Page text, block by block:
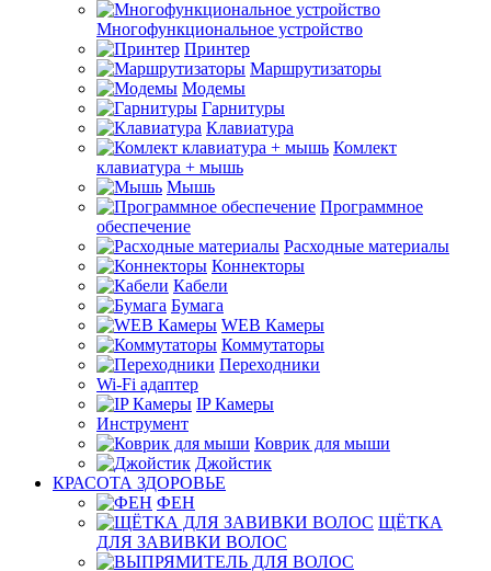
Многофункциональное устройство
Принтер
Маршрутизаторы
Модемы
Гарнитуры
Клавиатура
Комлект
клавиатура + мышь
Мышь
Программное
обеспечение
Расходные материалы
Коннекторы
Кабели
Бумага
WEB Камеры
Коммутаторы
Переходники
Wi-Fi адаптер
IP Камеры
Инструмент
Коврик для мыши
Джойстик
КРАСОТА ЗДОРОВЬЕ
ФЕН
ЩЁТКА
ДЛЯ ЗАВИВКИ ВОЛОС